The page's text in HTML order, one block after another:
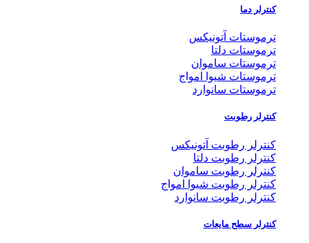
کنترلر دما
ترموستات آتونیکس
ترموستات دلتا
ترموستات ساموان
ترموستات شیوا امواج
ترموستات سانوارد
کنترلر رطوبت
کنترلر رطوبت آتونیکس
کنترلر رطوبت دلتا
کنترلر رطوبت ساموان
کنترلر رطوبت شیوا امواج
کنترلر رطوبت سانوارد
کنترلر سطح مایعات